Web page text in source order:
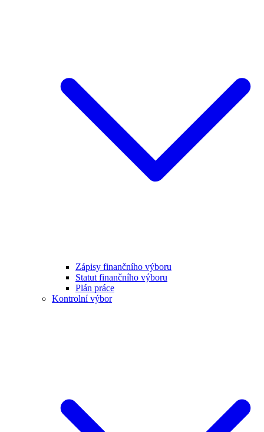
Zápisy finančního výboru
Statut finančního výboru
Plán práce
Kontrolní výbor